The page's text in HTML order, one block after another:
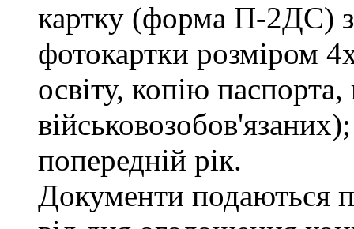
картку (форма П-2ДС) з
фотокартки розміром
освіту, копію
попередній рік.
Документи подаються